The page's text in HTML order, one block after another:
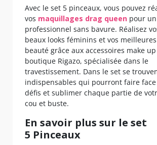
Avec le set 5 pinceaux, vous pouvez
vos maquillages drag queen pour
professionnel sans bavure. Réalisez
beaux looks féminins et vos
beauté grâce aux accessoires make
boutique Rigazo, spécialisée dans le
travestissement. Dans le set se
indispensables qui pourront faire face
défis et sublimer chaque partie de
cou et buste.
En savoir plus sur le set
5 Pinceaux